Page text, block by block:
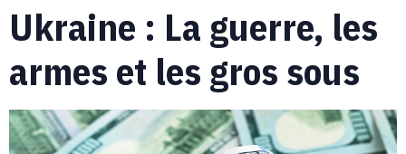
Ukraine : La guerre, les
armes et les gros sous